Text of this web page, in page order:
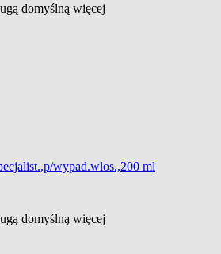
domyślną więcej
wypad.wlos.,200 ml
domyślną więcej